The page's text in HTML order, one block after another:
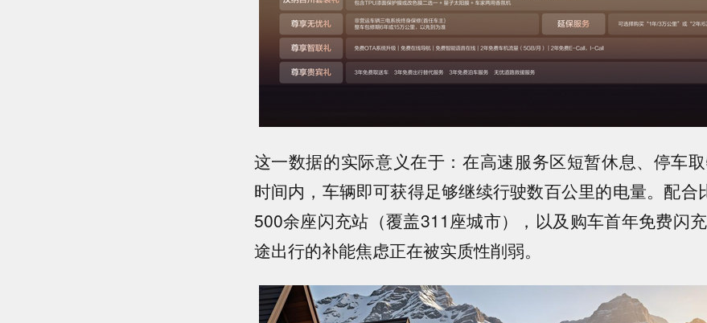
这一数据的实际意义在于：在高速服务区短暂休息、停车
时间内，车辆即可获得足够继续行驶数百公里的电量。配合
500余座闪充站（覆盖311座城市），以及购车首年免费闪
途出行的补能焦虑正在被实质性削弱。